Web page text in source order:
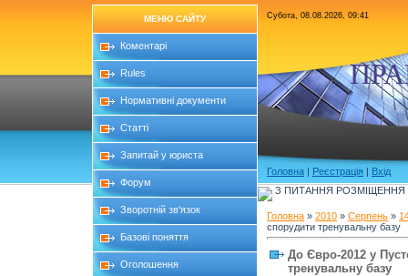
МЕНЮ САЙТУ
Коментарі
Rules
Нормативні документи
Статті
Запитай у юриста
Форум
Зворотній зв'язок
Базові поняття
Оголошення
Субота, 08.08.2026, 09:41
Головна | Реєстрація | Вхід
З ПИТАННЯ РОЗМІЩЕННЯ
Головна » 2010 » Серпень »
спорудити тренувальну базу
До Євро-2012 у
тренувальну базу